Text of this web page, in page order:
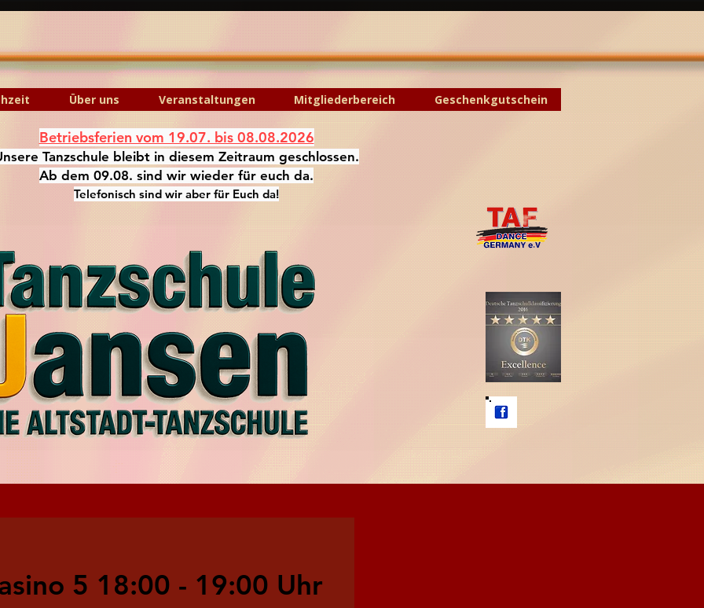
Über uns Veranstaltungen Mitgliederbereich Geschenkgutschein
Betriebsferien vom 19.07. bis 08.08.2026
Tanzschule bleibt in diesem Zeitraum geschlossen.
Ab dem 09.08. sind wir wieder für euch da.
Telefonisch sind wir aber für Euch da!
5 18:00 - 19:00 Uhr